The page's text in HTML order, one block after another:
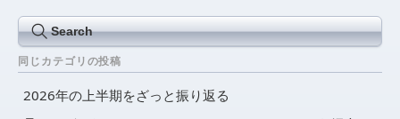
Search
同じカテゴリの投稿
2026年の上半期をざっと振り返る